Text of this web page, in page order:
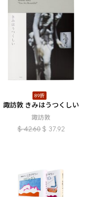
89折
諏訪敦 きみはうつくしい
諏訪敦
$ 42.60 $ 37.92